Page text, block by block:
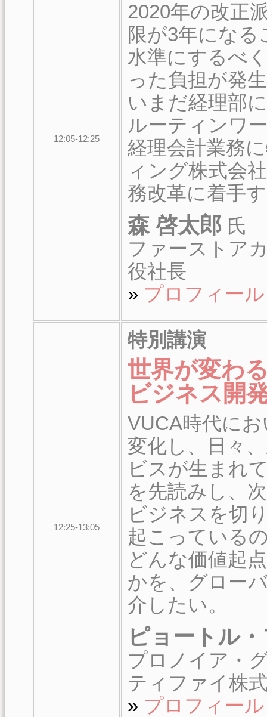
12:05-12:25
2020年の改正
限が3年にな
水準にするべ
った負担が発
いまだ経理部
ルーティンワ
経理会計業務
ィング株式会
務改革に着手
森 啓太郎 氏
ファーストア
役社長
» プロフィール
12:25-13:05
特別講演
世界が変わ
ビジネス開
VUCA時代に
変化し、日々
ビスが生まれ
を先読みし、
ビジネスを切
起こっている
どんな価値起
かを、グロー
介したい。
ピョートル
プロノイア・
ティファイ株
» プロフィール